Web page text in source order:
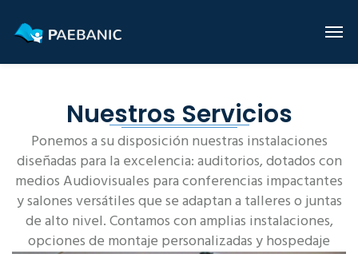
Nuestros Servicios
Ponemos a su disposición nuestras instalaciones
diseñadas para la excelencia: auditorios, dotados con
medios Audiovisuales para conferencias impactantes
y salones versátiles que se adaptan a talleres o juntas
de alto nivel. Contamos con amplias instalaciones,
opciones de montaje personalizadas y hospedaje